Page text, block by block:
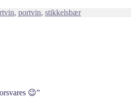
, portvin, stikkelsbær
😉”